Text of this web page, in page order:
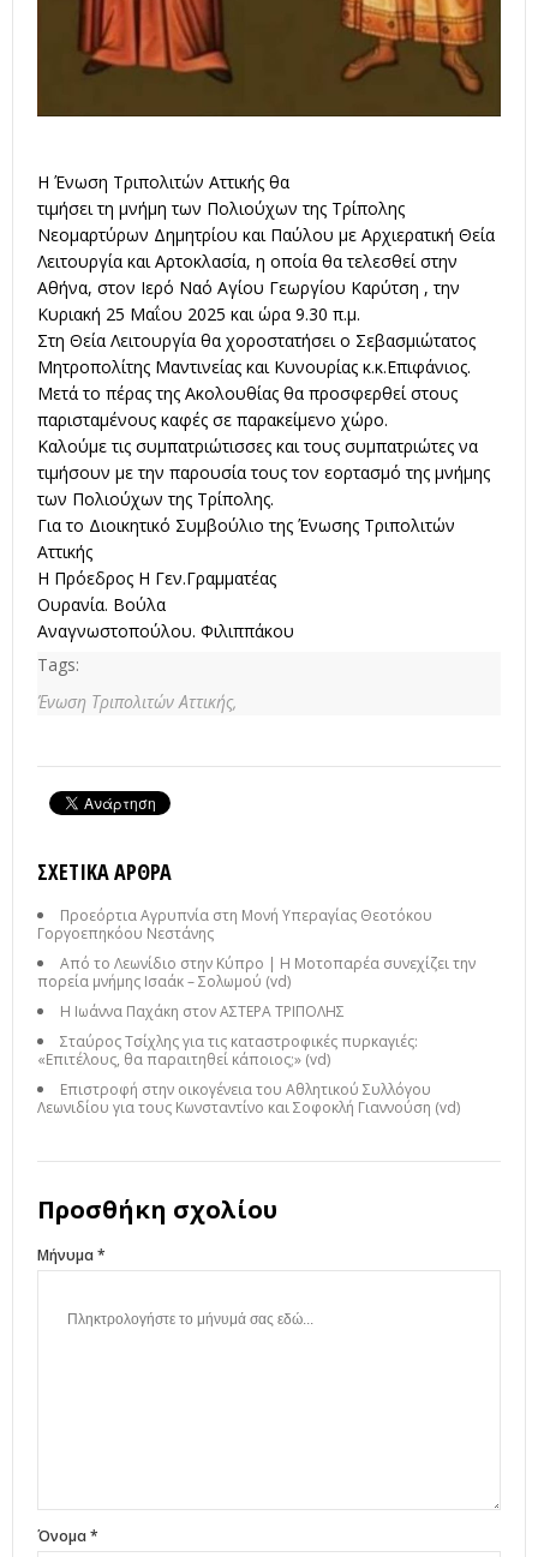
Η Ένωση Τριπολιτών Αττικής θα
τιμήσει τη μνήμη των Πολιούχων της Τρίπολης
Νεομαρτύρων Δημητρίου και Παύλου με Αρχιερατική Θεία
Λειτουργία και Αρτοκλασία, η οποία θα τελεσθεί στην
Αθήνα, στον Ιερό Ναό Αγίου Γεωργίου Καρύτση , την
Κυριακή 25 Μαΐου 2025 και ώρα 9.30 π.μ.
Στη Θεία Λειτουργία θα χοροστατήσει ο Σεβασμιώτατος
Μητροπολίτης Μαντινείας και Κυνουρίας κ.κ.Επιφάνιος.
Μετάτο πέρας της Ακολουθίας θα προσφερθεί στους
παρισταμένους καφές σε παρακείμενο χώρο.
Καλούμε τις συμπατριώτισσες και τους συμπατριώτες να
τιμήσουν με την παρουσία τους τον εορτασμό της μνήμης
των Πολιούχων της Τρίπολης.
Για το Διοικητικό Συμβούλιο της Ένωσης Τριπολιτών
Αττικής
Η Πρόεδρος Η Γεν.Γραμματέας
Ουρανία. Βούλα
Αναγνωστοπούλου. Φιλιππάκου
Tags:
Ένωση Τριπολιτών Αττικής,
ΣΧΕΤΙΚΆ ΆΡΘΡΑ
Προεόρτια Αγρυπνία στη Μονή Υπεραγίας Θεοτόκου
Γοργοεπηκόου Νεστάνης
Από το Λεωνίδιο στην Κύπρο | Η Μοτοπαρέα συνεχίζει την
πορεία μνήμης Ισαάκ – Σολωμού (vd)
Η Ιωάννα Παχάκη στον ΑΣΤΕΡΑ ΤΡΙΠΟΛΗΣ
Σταύρος Τσίχλης για τις καταστροφικές πυρκαγιές:
«Επιτέλους, θα παραιτηθεί κάποιος;» (vd)
Επιστροφή στην οικογένεια του Αθλητικού Συλλόγου
Λεωνιδίου για τους Κωνσταντίνο και Σοφοκλή Γιαννούση (vd)
Προσθήκη σχολίου
Μήνυμα *
Όνομα *